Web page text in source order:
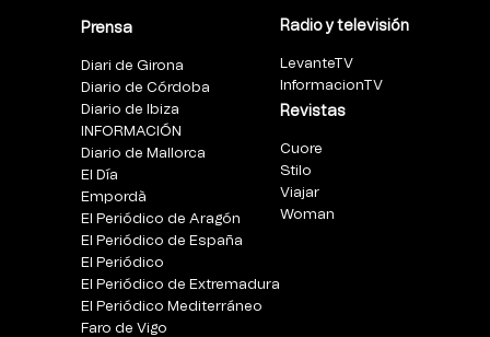
Prensa
Diari de Girona
Diario de Córdoba
Diario de Ibiza
INFORMACIÓN
Diario de Mallorca
El Día
Empordà
El Periódico de Aragón
El Periódico de España
El Periódico
El Periódico de Extremadura
El Periódico Mediterráneo
Faro de Vigo
Radio y televisión
LevanteTV
InformacionTV
Revistas
Cuore
Stilo
Viajar
Woman